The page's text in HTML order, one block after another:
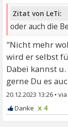
Zitat von LeTi:
oder auch die
"Nicht mehr
wird er selbst
Dabei kannst
gerne Du es
20.12.2023 13:26 •
x 4